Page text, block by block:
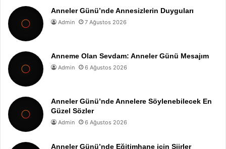
Anneler Günü’nde Annesizlerin Duyguları
Admin 7 Ağustos 2026
Anneme Olan Sevdam: Anneler Günü Mesajım
Admin 6 Ağustos 2026
Anneler Günü’nde Annelere Söylenebilecek En
Güzel Sözler
Admin 6 Ağustos 2026
Anneler Günü’nde Eğitimhane için Şiirler